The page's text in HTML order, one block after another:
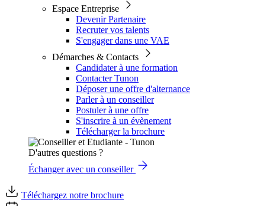
Espace Entreprise
Devenir Partenaire
Recruter vos talents
S'engager dans une VAE
Démarches & Contacts
Candidater à une formation
Contacter Tunon
Déposer une offre d'alternance
Parler à un conseiller
Postuler à une offre
S'inscrire à un évènement
Télécharger la brochure
D'autres questions ?
Échanger avec un conseiller
Téléchargez notre brochure